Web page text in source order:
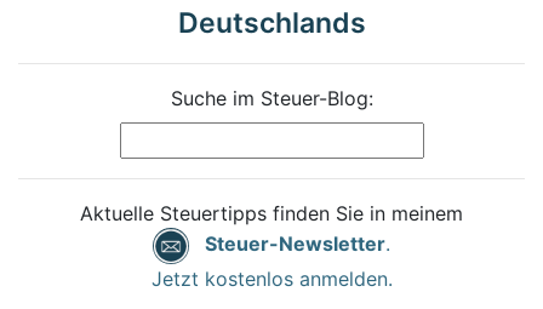
Deutschlands
Suche im Steuer-Blog:
Aktuelle Steuertipps finden Sie in meinem
Steuer-Newsletter.
Jetzt kostenlos anmelden.